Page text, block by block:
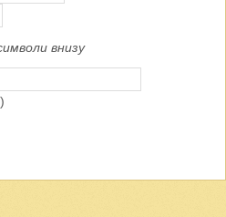
внизу